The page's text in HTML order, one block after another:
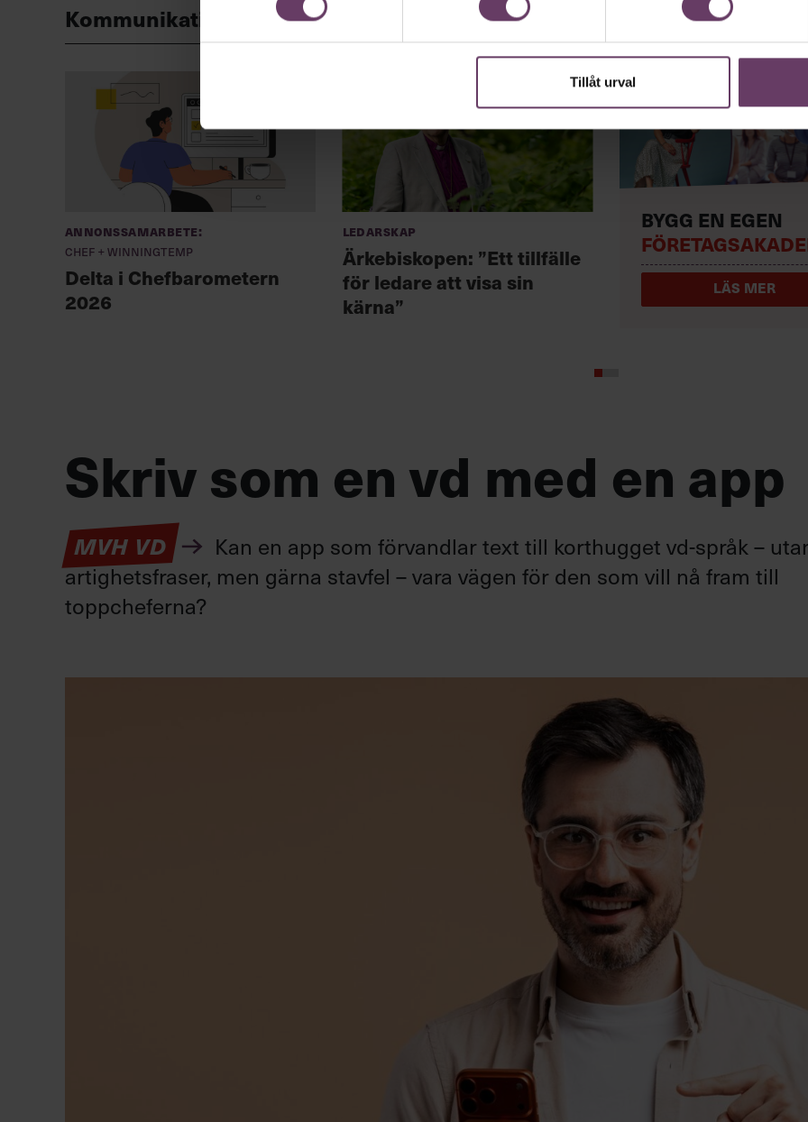
Tillåt urval
Kommunikation
Annonssamarbete:
Chef + Winningtemp
Delta i Chefbarometern
2026
Ledarskap
Ärkebiskopen: ”Ett tillfälle
för ledare att visa sin
kärna”
BYGG EN EGEN
LÄS MER
Skriv som en vd med en app
MVH VD
Kan en app som förvandlar text till korthugget vd-språk –
artighetsfraser, men gärna stavfel – vara vägen för den som vill nå fram till
toppcheferna?